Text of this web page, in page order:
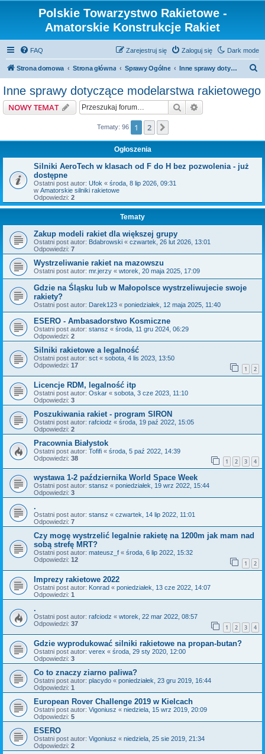
Polskie Towarzystwo Rakietowe -
Amatorskie Konstrukcje Rakiet
Dark mode
FAQ Zaloguj się
Zarejestruj się
Strona domowa Strona główna Sprawy Ogólne Inne sprawy dotyczące modelarstwa rakietowego
u
Inne sprawy dotyczące modelarstwa rakietowego
NOWY TEMAT Szukaj
Tematy: 96 1 2
Ogłoszenia
Silniki AeroTech w klasach od F do H bez pozwolenia - już
dostępne
Ostatni post autor: Ufok « środa, 8 lip 2026, 09:31
w Amatorskie silniki rakietowe
Odpowiedzi: 2
Tematy
Zakup modeli rakiet dla większej grupy
Ostatni post autor: Bdabrowski « czwartek, 26 lut 2026, 13:01
Odpowiedzi: 7
Wystrzeliwanie rakiet na mazowszu
Ostatni post autor: mr.jerzy « wtorek, 20 maja 2025, 17:09
Gdzie na Śląsku lub w Małopolsce wystrzeliwujecie swoje
rakiety?
Ostatni post autor: Darek123 « poniedziałek, 12 maja 2025, 11:40
ESERO - Ambasadorstwo Kosmiczne
Ostatni post autor: stansz « środa, 11 gru 2024, 06:29
Odpowiedzi: 2
Silniki rakietowe a legalność
Ostatni post autor: sct « sobota, 4 lis 2023, 13:50
Odpowiedzi: 17 1 2
Licencje RDM, legalność itp
Ostatni post autor: Oskar « sobota, 3 cze 2023, 11:10
Odpowiedzi: 3
Poszukiwania rakiet - program SIRON
Ostatni post autor: rafciodz « środa, 19 paź 2022, 15:05
Odpowiedzi: 2
Pracownia Białystok
Ostatni post autor: Tofifi « środa, 5 paź 2022, 14:39
Odpowiedzi: 38 1 2 3 4
wystawa 1-2 października World Space Week
Ostatni post autor: stansz « poniedziałek, 19 wrz 2022, 15:44
Odpowiedzi: 3
.
Ostatni post autor: stansz « czwartek, 14 lip 2022, 11:01
Odpowiedzi: 7
Czy mogę wystrzelić legalnie rakietę na 1200m jak mam nad
sobą strefę MRT?
Ostatni post autor: mateusz_f « środa, 6 lip 2022, 15:32
Odpowiedzi: 12 1 2
Imprezy rakietowe 2022
Ostatni post autor: Konrad « poniedziałek, 13 cze 2022, 14:07
Odpowiedzi: 1
.
Ostatni post autor: rafciodz « wtorek, 22 mar 2022, 08:57
Odpowiedzi: 37 1 2 3 4
Gdzie wyprodukować silniki rakietowe na propan-butan?
Ostatni post autor: verex « środa, 29 sty 2020, 12:00
Odpowiedzi: 3
Co to znaczy ziarno paliwa?
Ostatni post autor: placydo « poniedziałek, 23 gru 2019, 16:44
Odpowiedzi: 1
European Rover Challenge 2019 w Kielcach
Ostatni post autor: Vigoniusz « niedziela, 15 wrz 2019, 20:09
Odpowiedzi: 5
ESERO
Ostatni post autor: Vigoniusz « niedziela, 25 sie 2019, 21:34
Odpowiedzi: 2